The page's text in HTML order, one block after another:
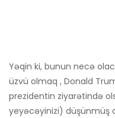
Yəqin ki, bunun necə
üzvü olmaq , Donald
prezidentin ziyarətində
yeyəcəyinizi) düşünmüş